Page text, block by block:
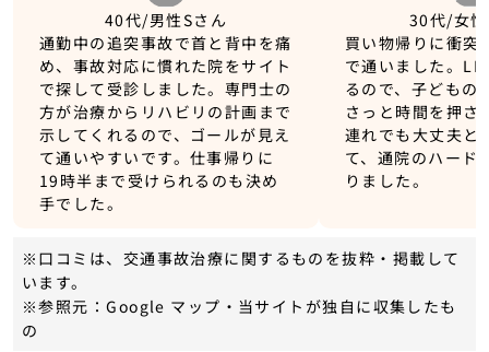
40代/男性Sさん
通勤中の追突事故で首と背中を痛
め、事故対応に慣れた院をサイト
で探して受診しました。専門士の
方が治療からリハビリの計画まで
示してくれるので、ゴールが見え
て通いやすいです。仕事帰りに
19時半まで受けられるのも決め
手でした。
30代/女性
買い物帰りに衝突
で通いました。
るので、子どもの
さっと時間を押さ
連れでも大丈夫と
て、通院のハード
りました。
※口コミは、交通事故治療に関するものを抜粋・掲載して
います。
※参照元：Google マップ・当サイトが独自に収集したも
の